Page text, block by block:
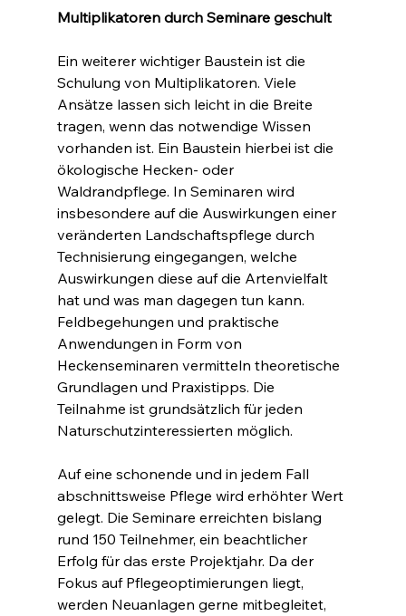
Multiplikatoren durch Seminare geschult
Ein weiterer wichtiger Baustein ist die
Schulung von Multiplikatoren. Viele
Ansätze lassen sich leicht in die Breite
tragen, wenn das notwendige Wissen
vorhanden ist. Ein Baustein hierbei ist die
ökologische Hecken- oder
Waldrandpflege. In Seminaren wird
insbesondere auf die Auswirkungen einer
veränderten Landschaftspflege durch
Technisierung eingegangen, welche
Auswirkungen diese auf die Artenvielfalt
hat und was man dagegen tun kann.
Feldbegehungen und praktische
Anwendungen in Form von
Heckenseminaren vermitteln theoretische
Grundlagen und Praxistipps. Die
Teilnahme ist grundsätzlich für jeden
Naturschutzinteressierten möglich.
Auf eine schonende und in jedem Fall
abschnittsweise Pflege wird erhöhter Wert
gelegt. Die Seminare erreichten bislang
rund 150 Teilnehmer, ein beachtlicher
Erfolg für das erste Projektjahr. Da der
Fokus auf Pflegeoptimierungen liegt,
werden Neuanlagen gerne mitbegleitet,